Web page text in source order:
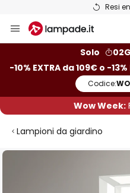
Resi
Salta
al
Solo
-10% EXTRA da 109€ o -
Codice:
Wow Week:
Lampioni da giardino
Vai